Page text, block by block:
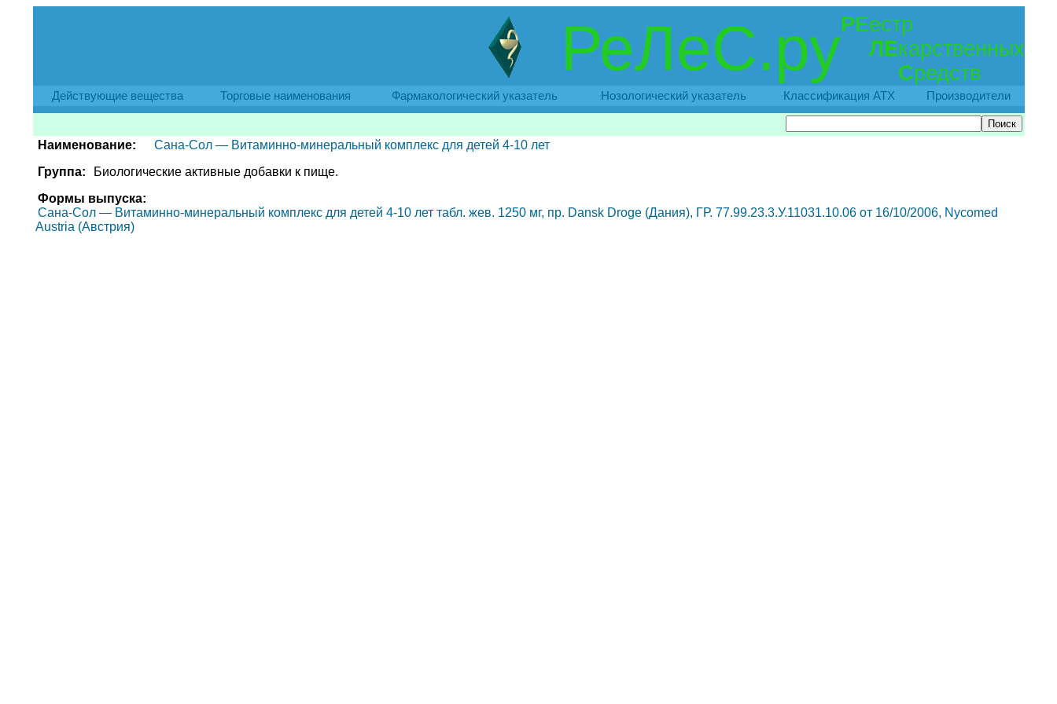
РеЛеС.руРЕестр
ЛЕкарственных
Средств
Действующие вещества Торговые наименования Фармакологический указатель Нозологический указатель Классификация АТХ Производители
Наименование:
Сана-Сол — Витаминно-минеральный комплекс для детей 4-10 лет
Группа:
Биологические активные добавки к пище.
Формы выпуска:
Сана-Сол — Витаминно-минеральный комплекс для детей 4-10 лет табл. жев. 1250 мг, пр. Dansk Droge (Дания), ГР. 77.99.23.3.У.11031.10.06 от 16/10/2006, Nycomed
Austria (Австрия)